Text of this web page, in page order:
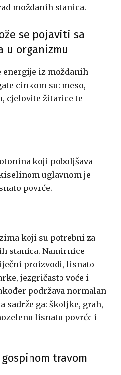
moždanih stanica.
se pojaviti sa
u organizmu
energije iz moždanih
cinkom su: meso,
cjelovite žitarice te
koji poboljšava
uglavnom je
povrće.
koji su potrebni za
stanica. Namirnice
proizvodi, lisnato
jezgričasto voće i
podržava normalan
sadrže ga: školjke, grah,
lisnato povrće i
travom